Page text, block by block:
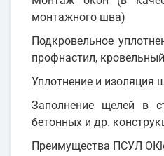
монтажного шва)
Подкровельное
профнастил,
Уплотнение и изоляция
Заполнение щелей в
бетонных и др.
Преимущества ПСУЛ